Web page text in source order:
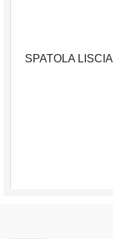
SPATOLA LISCIA